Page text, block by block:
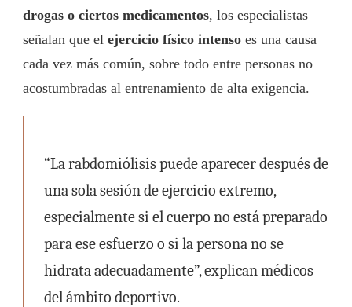
drogas o ciertos medicamentos, los especialistas
señalan que el ejercicio físico intenso es una causa
cada vez más común, sobre todo entre personas no
acostumbradas al entrenamiento de alta exigencia.
“La rabdomiólisis puede aparecer después de
una sola sesión de ejercicio extremo,
especialmente si el cuerpo no está preparado
para ese esfuerzo o si la persona no se
hidrata adecuadamente”, explican médicos
del ámbito deportivo.